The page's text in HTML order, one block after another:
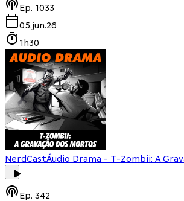
Ep. 1033
05.jun.26
1h30
NerdCastÁudio Drama - T-Zombii: A
Ep. 342